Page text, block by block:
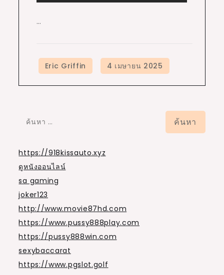
…
ค้นหา
https://918kissauto.xyz
ดูหนังออนไลน์
sa gaming
joker123
http://www.movie87hd.com
https://www.pussy888play.com
https://pussy888win.com
sexybaccarat
https://www.pgslot.golf